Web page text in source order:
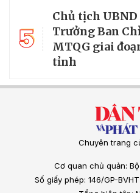
5
Chủ tịch
Trưởng Ban
MTQG giai
tỉnh
Chuyên trang
Cơ quan chủ quản:
Số giấy phép: 146/GP-